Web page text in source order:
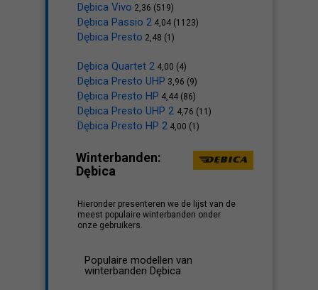
Dębica Vivo 2,36 (519)
Dębica Passio 2 4,04 (1123)
Dębica Presto 2,48 (1)
Dębica Quartet 2 4,00 (4)
Dębica Presto UHP 3,96 (9)
Dębica Presto HP 4,44 (86)
Dębica Presto UHP 2 4,76 (11)
Dębica Presto HP 2 4,00 (1)
Winterbanden:
Dębica
Hieronder presenteren we de lijst van de
meest populaire winterbanden onder
onze gebruikers.
Populaire modellen van
winterbanden Dębica